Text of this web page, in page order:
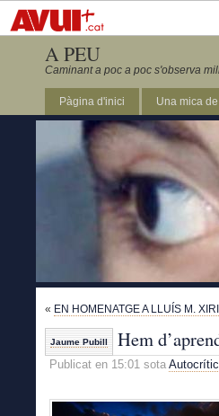
A PEU
Caminant a poc a poc s'observa
Pàgina d'inici Una mica
« EN HOMENATGE A LLUÍS M.
Jaume Pubill Hem
Publicat en 15:01 sota